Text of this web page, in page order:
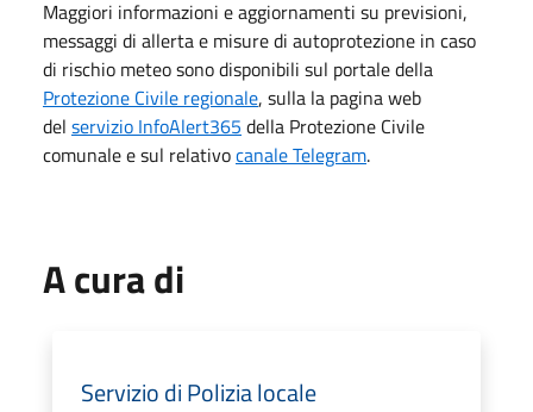
Maggiori informazioni e aggiornamenti su previsioni,
messaggi di allerta e misure di autoprotezione in caso
di rischio meteo sono disponibili sul portale della
Protezione Civile regionale, sulla la pagina web
del servizio InfoAlert365 della Protezione Civile
comunale e sul relativocanale Telegram.
A cura di
Servizio di Polizia locale